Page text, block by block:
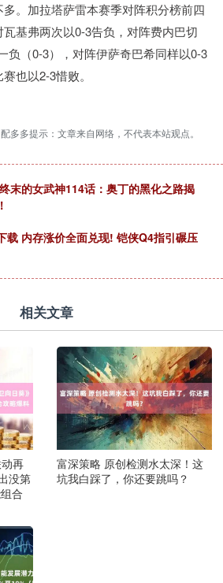
。加拉塔萨雷本赛季对阵积分榜前四
基弗两次以0-3告负，对阵费内巴切
负（0-3），对阵伊萨奇巴希同样以0-3
也以2-3惜败。
配多多提示：文章来自网络，不代表本站观点。
末的女武神114话：奥丁的黑化之路揭
载 内存涨价全面兑现! 铠侠Q4指引碾压
相关文章
再
没第
合
富深策略 原创检测水太深！这
坑我白踩了，你还要跳吗？